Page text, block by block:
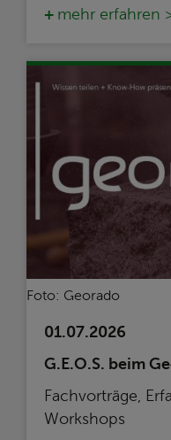
mehr erfahren
Foto: Georado
01.07.2026
G.E.O.S. beim
Fachvorträge,
Workshops